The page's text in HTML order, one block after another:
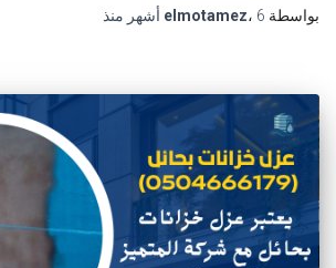
بواسطة
elmotamez، 6 أشهر منذ